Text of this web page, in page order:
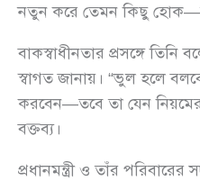
নতুন করে তেমন কিছু
বাকস্বাধীনতার প্রসঙ্গে
স্বাগত জানায়। “ভুল হলে
করবেন—তবে তা যেন
বক্তব্য।
প্রধানমন্ত্রী ও তাঁর